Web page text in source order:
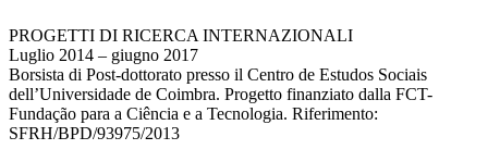
PROGETTI DI RICERCA INTERNAZIONALI
Luglio 2014 – giugno 2017
Borsista di Post-dottorato presso il Centro de Estudos Sociais
dell’Universidade de Coimbra. Progetto finanziato dalla FCT-
Fundação para a Ciência e a Tecnologia. Riferimento:
SFRH/BPD/93975/2013